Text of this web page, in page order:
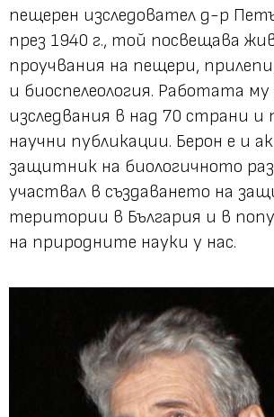
пещерен изследовател д-р
през 1940 г., той посвещава
проучвания на пещери,
и биоспелеология. Работата му
изследвания в над 70 страни и
научни публикации. Берон е и
защитник на биологичното
участвал в създаването на
територии в България и в
на природните науки у нас.